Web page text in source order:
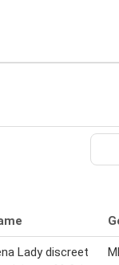
Lady discreet